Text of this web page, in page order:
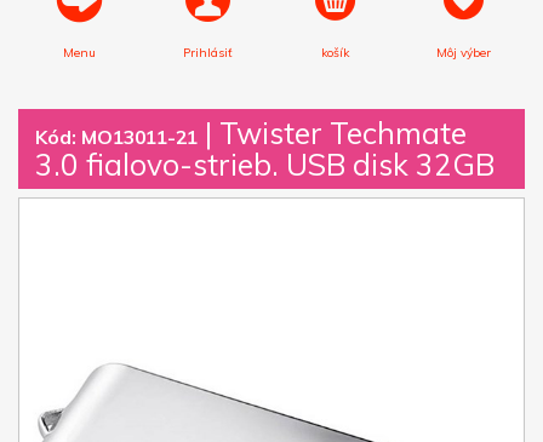
Menu Prihlásiť košík Môj výber
Kód: MO13011-21 | Twister Techmate
3.0 fialovo-strieb. USB disk 32GB